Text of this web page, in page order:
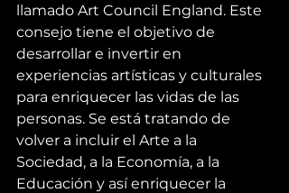
llamado Art Council England. Este
consejo tiene el objetivo de
desarrollar e invertir en
experiencias artísticas y culturales
para enriquecer las vidas de las
personas. Se está tratando de
volver a incluir el Arte a la
Sociedad, a la Economía, a la
Educación y así enriquecer la